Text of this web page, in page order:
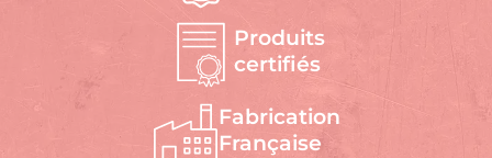
Produits
certifiés
Fabrication
Française